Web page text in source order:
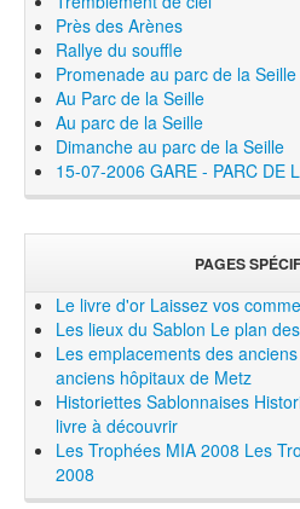
Près des Arènes
Rallye du souffle
Promenade au parc de la Seille
Au Parc de la Seille
Au parc de la Seille
Dimanche au parc de la Seille
15-07-2006 GARE - PARC DE
PAGES
Le livre d'or Laissez vos
Les lieux du Sablon Le plan
Les emplacements des
anciens hôpitaux de Metz
Historiettes Sablonnaises
livre à découvrir
Les Trophées MIA 2008 Les
2008